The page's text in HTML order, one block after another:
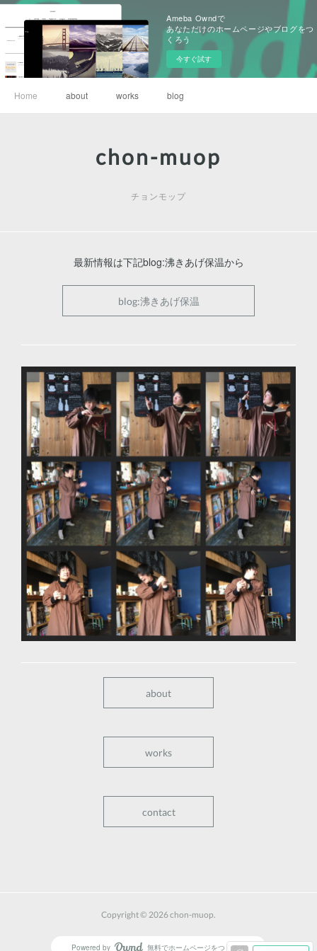
Ameba Owndで
あなただけのホームページやブログをつ
くろう
今すぐ試す
Home about works blog
chon-muop
チョンモップ
最新情報は下記blog:沸きあげ保温から
blog:沸きあげ保温
about
works
contact
Copyright © 2026chon-muop.
Powered by 無料でホームページをつくろう